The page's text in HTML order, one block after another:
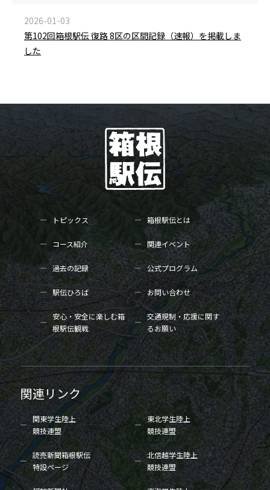
2026-01-03
第102回箱根駅伝 復路 8区の区間記録（速報）を掲載しま
した
トピックス 箱根駅伝とは
コース紹介 関連イベント
過去の記録 公式プログラム
駅伝ひろば お問い合わせ
安心・安全に楽しむ箱
根駅伝観戦
交通規制・応援に関す
るお願い
関連リンク
関東学生陸上
競技連盟
東北学生陸上
競技連盟
読売新聞箱根駅伝
特設ページ
北信越学生陸上
競技連盟